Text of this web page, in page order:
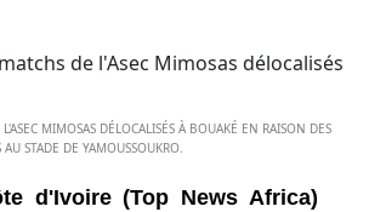
MIMOSAS DÉLOCALISÉS À BOUAKÉ EN RAISON DES
STADE DE YAMOUSSOUKRO.
d'Ivoire (Top News Africa)